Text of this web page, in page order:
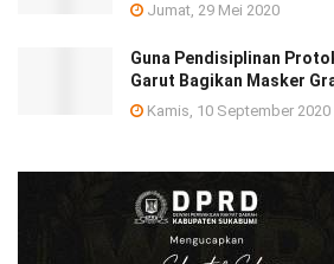
Jumat, 29 Mei 2020
Guna Pendisiplinan
Garut Bagikan Masker
Kamis, 10 September 2020